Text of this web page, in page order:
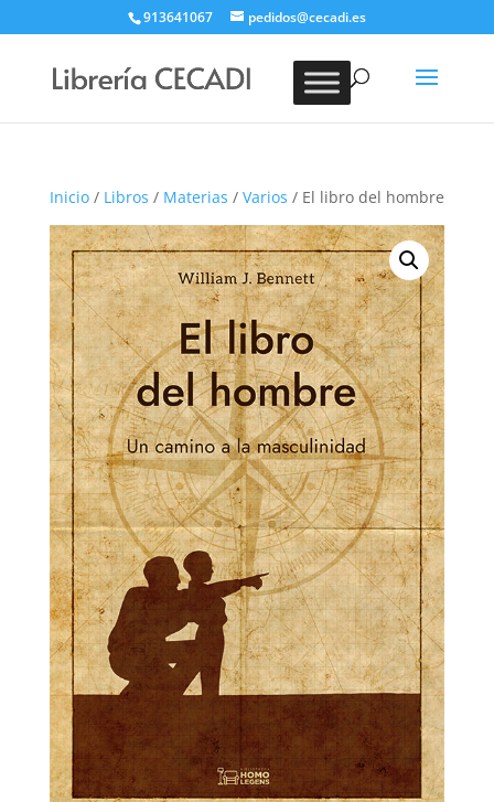
913641067 pedidos@cecadi.es
BUSCAR
Inicio/ Libros / Materias / Varios / El libro del hombre